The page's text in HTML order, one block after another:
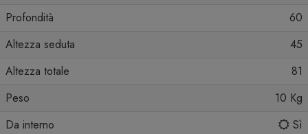
Profondità
60
Altezza seduta
45
Altezza totale
81
Peso
10 Kg
Da interno
Sì